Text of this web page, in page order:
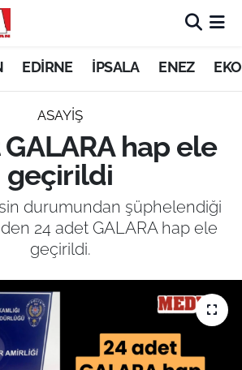
EDİRNE İPSALA ENEZ
ASAYİŞ
hap ele
geçirildi
durumundan şüphelendiği
24 adet GALARA hap ele
geçirildi.